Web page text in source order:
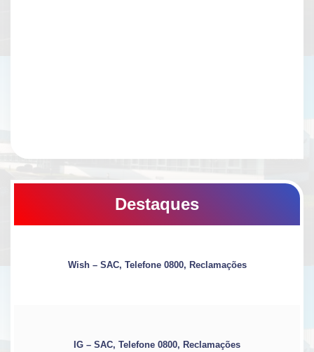
Destaques
Wish – SAC, Telefone 0800, Reclamações
IG – SAC, Telefone 0800, Reclamações